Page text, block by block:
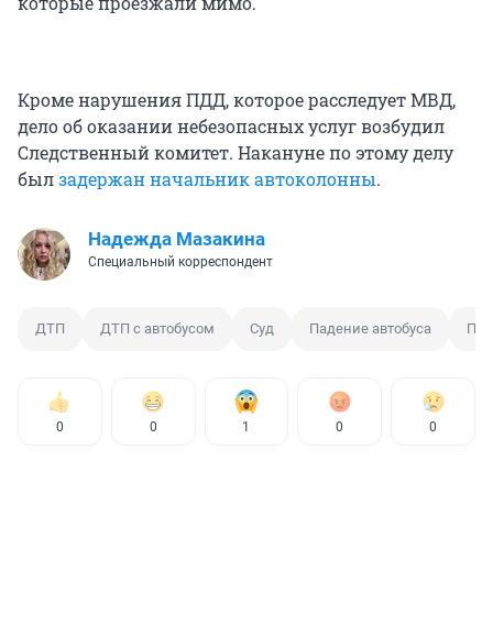
Кроме нарушения ПДД, которое расследует МВД,
дело об оказании небезопасных услуг возбудил
Следственный комитет. Накануне по этому делу
былзадержан начальник автоколонны.
Надежда Мазакина
Специальный корреспондент
ДТП ДТП с автобусом Суд Падение автобуса
0 0 1 0 0